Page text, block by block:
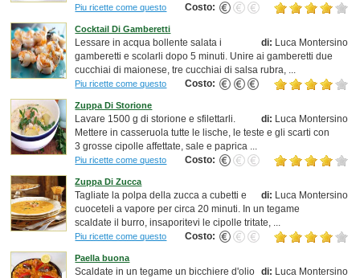
Piu ricette come questo Costo:
Cocktail Di Gamberetti
di: Luca Montersino
Lessare in acqua bollente salata i
gamberetti e scolarli dopo 5 minuti. Unire ai gamberetti due
cucchiai di maionese, tre cucchiai di salsa rubra, ...
Piu ricette come questo Costo:
Zuppa Di Storione
di: Luca Montersino
Lavare 1500 g di storione e sfilettarli.
Mettere in casseruola tutte le lische, le teste e gli scarti con
3 grosse cipolle affettate, sale e paprica ...
Piu ricette come questo Costo:
Zuppa Di Zucca
di: Luca Montersino
Tagliate la polpa della zucca a cubetti e
cuoceteli a vapore per circa 20 minuti. In un tegame
scaldate il burro, insaporitevi le cipolle tritate, ...
Piu ricette come questo Costo:
Paella buona
di: Luca Montersino
Scaldate in un tegame un bicchiere d'olio